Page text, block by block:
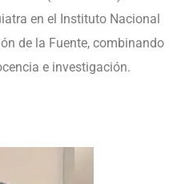
en el Instituto Nacional
de la Fuente, combinando
e investigación.